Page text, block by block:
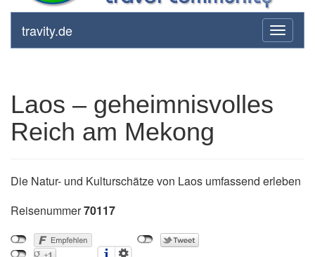
toggle
travity.de
am Mekong
Laos – geheimnisvolles
Reich am Mekong
Die Natur- und Kulturschätze von Laos umfassend erleben
Reisenummer70117